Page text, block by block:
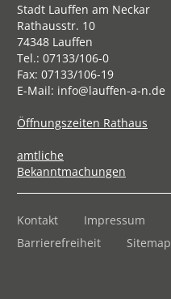
Stadt Lauffen am Neckar
Rathausstr. 10
74348 Lauffen
Tel.: 07133/106-0
Fax: 07133/106-19
E-Mail: info@lauffen-a-n.de
Öffnungszeiten Rathaus
amtliche
Bekanntmachungen
Kontakt Impressum
Barrierefreiheit
Sitemap